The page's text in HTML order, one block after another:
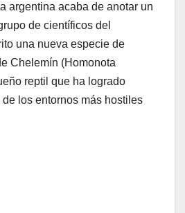
argentina acaba de anotar un
de científicos del
una nueva especie de
Chelemín (Homonota
reptil que ha logrado
los entornos más hostiles